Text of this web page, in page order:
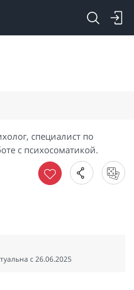
специалист по
с психосоматикой.
c 26.06.2025